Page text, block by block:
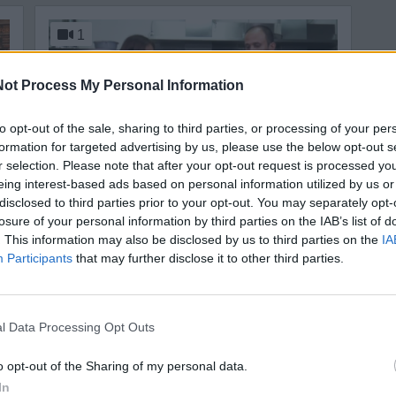
Process My Personal Information
opt-out of the sale, sharing to third parties, or processing of your
for targeted advertising by us, please use the below opt-out
selection. Please note that after your opt-out request is processed
interest-based ads based on personal information utilized by us
to third parties prior to your opt-out. You may separately
of your personal information by third parties on the IAB’s list of
This information may also be disclosed by us to third parties on the
Participants that may further disclose it to other third parties.
Data Processing Opt Outs
opt-out of the Sharing of my personal data.
1
PAROLA DI ROCCO
PAROLA DI ROCCO · I
PRIMI PIATTI #2
La Redazione - mer 28 settembre 2016
PAROLA DI ROCCO · I PRIMI PIATTI #2 | ©